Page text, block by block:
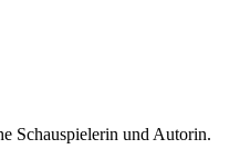
Schauspielerin und Autorin.